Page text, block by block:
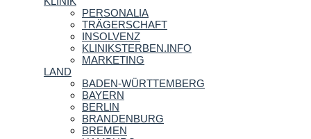
PERSONALIA
TRÄGERSCHAFT
INSOLVENZ
KLINIKSTERBEN.INFO
MARKETING
LAND
BADEN-WÜRTTEMBERG
BAYERN
BERLIN
BRANDENBURG
BREMEN